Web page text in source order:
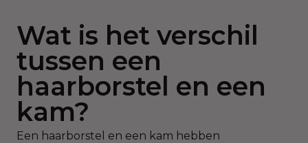
Wat is het verschil
tussen een
haarborstel en een
kam?
Een haarborstel en een kam hebben